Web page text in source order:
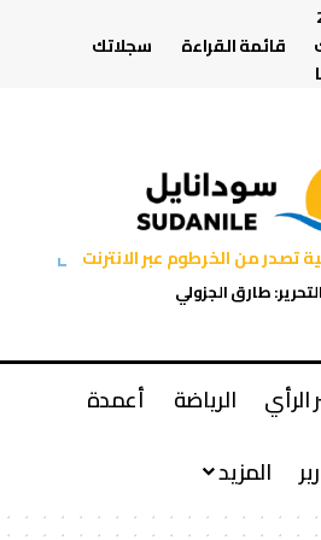
قائمة القراءة
سجلاتك
من الخرطوم عبر الانترنت
طارق الجزولي
الرأي الرياضة
أعمدة
المزيد